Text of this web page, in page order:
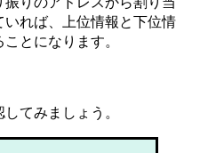
れば、上位情報と下位情
とになります。
てみましょう。